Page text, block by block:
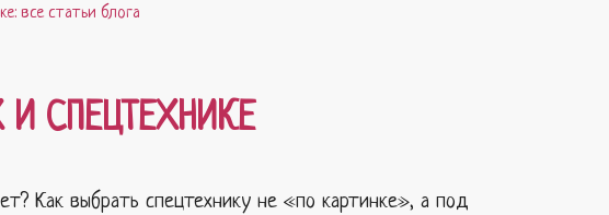
все статьи блога
И СПЕЦТЕХНИКЕ
Как выбрать спецтехнику не «по картинке», а под